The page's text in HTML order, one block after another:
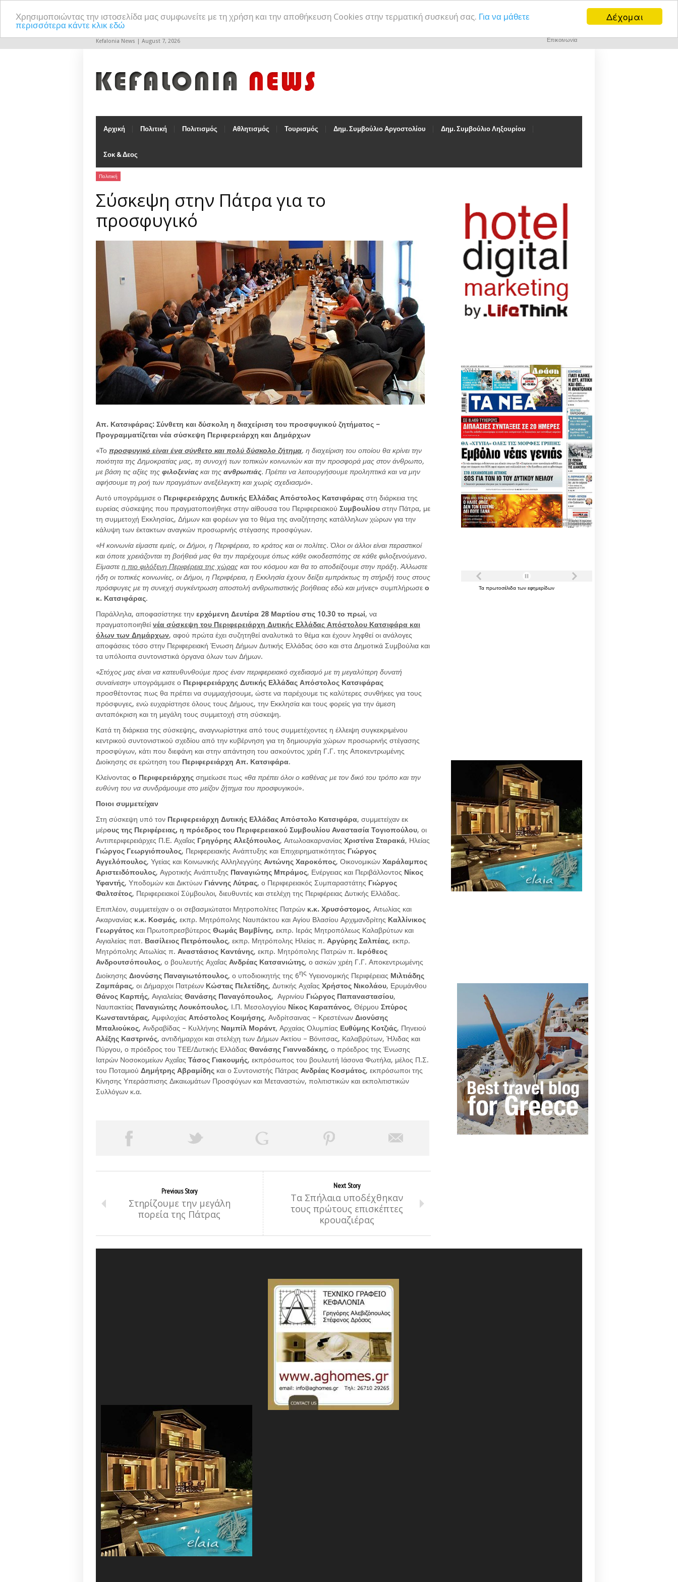
Δέχομαι
Χρησιμοποιώντας την ιστοσελίδα μας συμφωνείτε με τη χρήση και την αποθήκευση Cookies στην τερματική συσκευή σας. Για να μάθετε
περισσότερα κάντε κλικ εδώ
Kefalonia News | August 7, 2026 Επικοινωνία
Αρχική Πολιτική Πολιτισμός Αθλητισμός Τουρισμός Δημ. Συμβούλιο Αργοστολίου Δημ. Συμβούλιο Ληξουρίου
Σοκ & Δεος
Πολιτική
Σύσκεψη στην Πάτρα για το
προσφυγικό
Απ. Κατσιφάρας: Σύνθετη και δύσκολη η διαχείριση του προσφυγικού ζητήματος –
Προγραμματίζεται νέα σύσκεψη Περιφερειάρχη και Δημάρχων
«Το προσφυγικό είναι ένα σύνθετο και πολύ δύσκολο ζήτημα, η διαχείριση του οποίου θα κρίνει την
ποιότητα της Δημοκρατίας μας, τη συνοχή των τοπικών κοινωνιών και την προσφορά μας στον άνθρωπο,
με βάση τις αξίες της φιλοξενίας και της ανθρωπιάς. Πρέπει να λειτουργήσουμε προληπτικά και να μην
αφήσουμε τη ροή των πραγμάτων ανεξέλεγκτη και χωρίς σχεδιασμό».
Αυτό υπογράμμισε ο Περιφερειάρχης Δυτικής Ελλάδας Απόστολος Κατσιφάρας στη διάρκεια της
ευρείας σύσκεψης που πραγματοποιήθηκε στην αίθουσα του Περιφερειακού Συμβουλίου στην Πάτρα, με
τη συμμετοχή Εκκλησίας, Δήμων και φορέων για το θέμα της αναζήτησης κατάλληλων χώρων για την
κάλυψη των έκτακτων αναγκών προσωρινής στέγασης προσφύγων.
«Η κοινωνία είμαστε εμείς, οι Δήμοι, η Περιφέρεια, το κράτος και οι πολίτες. Όλοι οι άλλοι είναι περαστικοί
και όποτε χρειάζονται τη βοήθειά μας θα την παρέχουμε όπως κάθε οικοδεσπότης σε κάθε φιλοξενούμενο.
Είμαστε η πιο φιλόξενη Περιφέρεια της χώρας και του κόσμου και θα το αποδείξουμε στην πράξη. Άλλωστε
ήδη οι τοπικές κοινωνίες, οι Δήμοι, η Περιφέρεια, η Εκκλησία έχουν δείξει εμπράκτως τη στήριξή τους στους
πρόσφυγες με τη συνεχή συγκέντρωση αποστολή ανθρωπιστικής βοήθειας εδώ και μήνες» συμπλήρωσε ο
κ. Κατσιφάρας.
Παράλληλα, αποφασίστηκε την ερχόμενη Δευτέρα 28 Μαρτίου στις 10.30 το πρωί, να
πραγματοποιηθεί νέα σύσκεψη του Περιφερειάρχη Δυτικής Ελλάδας Απόστολου Κατσιφάρα και
όλων των Δημάρχων, αφού πρώτα έχει συζητηθεί αναλυτικά το θέμα και έχουν ληφθεί οι ανάλογες
αποφάσεις τόσο στην Περιφερειακή Ένωση Δήμων Δυτικής Ελλάδας όσο και στα Δημοτικά Συμβούλια και
τα υπόλοιπα συντονιστικά όργανα όλων των Δήμων.
«Στόχος μας είναι να κατευθυνθούμε προς έναν περιφερειακό σχεδιασμό με τη μεγαλύτερη δυνατή
συναίνεση» υπογράμμισε ο Περιφερειάρχης Δυτικής Ελλάδας Απόστολος Κατσιφάρας
προσθέτοντας πως θα πρέπει να συμμαχήσουμε, ώστε να παρέχουμε τις καλύτερες συνθήκες για τους
πρόσφυγες, ενώ ευχαρίστησε όλους τους Δήμους, την Εκκλησία και τους φορείς για την άμεση
ανταπόκριση και τη μεγάλη τους συμμετοχή στη σύσκεψη.
Κατά τη διάρκεια της σύσκεψης, αναγνωρίστηκε από τους συμμετέχοντες η έλλειψη συγκεκριμένου
κεντρικού συντονιστικού σχεδίου από την κυβέρνηση για τη δημιουργία χώρων προσωρινής στέγασης
προσφύγων, κάτι που διεφάνη και στην απάντηση του ασκούντος χρέη Γ.Γ. της Αποκεντρωμένης
Διοίκησης σε ερώτηση του Περιφερειάρχη Απ. Κατσιφάρα.
Κλείνοντας ο Περιφερειάρχης σημείωσε πως «θα πρέπει όλοι ο καθένας με τον δικό του τρόπο και την
ευθύνη του να συνδράμουμε στο μείζον ζήτημα του προσφυγικού».
Ποιοι συμμετείχαν
Στη σύσκεψη υπό τον Περιφερειάρχη Δυτικής Ελλάδας Απόστολο Κατσιφάρα, συμμετείχαν εκ
μέρους της Περιφέρειας, η πρόεδρος του Περιφερειακού Συμβουλίου Αναστασία Τογιοπούλου, οι
Αντιπεριφερειάρχες Π.Ε. Αχαΐας Γρηγόρης Αλεξόπουλος, Αιτωλοακαρνανίας Χριστίνα Σταρακά, Ηλείας
Γιώργος Γεωργιόπουλος, Περιφερειακής Ανάπτυξης και Επιχειρηματικότητας Γιώργος
Αγγελόπουλος, Υγείας και Κοινωνικής Αλληλεγγύης Αντώνης Χαροκόπος, Οικονομικών Χαράλαμπος
Αριστειδόπουλος, Αγροτικής Ανάπτυξης Παναγιώτης Μπράμος, Ενέργειας και Περιβάλλοντος Νίκος
Υφαντής, Υποδομών και Δικτύων Γιάννης Λύτρας, ο Περιφερειακός Συμπαραστάτης Γιώργος
Φαλτσέτος, Περιφερειακοί Σύμβουλοι, διευθυντές και στελέχη της Περιφέρειας Δυτικής Ελλάδας.
Επιπλέον, συμμετείχαν ο οι σεβασμιώτατοι Μητροπολίτες Πατρών κ.κ. Χρυσόστομος, Αιτωλίας και
Ακαρνανίας κ.κ. Κοσμάς, εκπρ. Μητρόπολης Ναυπάκτου και Αγίου Βλασίου Αρχιμανδρίτης Καλλίνικος
Γεωργάτος και Πρωτοπρεσβύτερος Θωμάς Βαμβίνης, εκπρ. Ιεράς Μητροπόλεως Καλαβρύτων και
Αιγιαλείας πατ. Βασίλειος Πετρόπουλος, εκπρ. Μητρόπολης Ηλείας π. Αργύρης Σαλπέας, εκπρ.
Μητρόπολης Αιτωλίας π. Αναστάσιος Καντάνης, εκπρ. Μητρόπολης Πατρών π. Ιερόθεος
Ανδρουτσόπουλος, ο βουλευτής Αχαΐας Ανδρέας Κατσανιώτης, ο ασκών χρέη Γ.Γ. Αποκεντρωμένης
Διοίκησης Διονύσης Παναγιωτόπουλος, ο υποδιοικητής της 6ης Υγειονομικής Περιφέρειας Μιλτιάδης
Ζαμπάρας, οι Δήμαρχοι Πατρέων Κώστας Πελετίδης, Δυτικής Αχαΐας Χρήστος Νικολάου, Ερυμάνθου
Θάνος Καρπής, Αιγιαλείας Θανάσης Παναγόπουλος, Αγρινίου Γιώργος Παπαναστασίου,
Ναυπακτίας Παναγιώτης Λουκόπουλος, Ι.Π. Μεσολογγίου Νίκος Καραπάνος, Θέρμου Σπύρος
Κωνσταντάρας, Αμφιλοχίας Απόστολος Κοιμήσης, Ανδρίτσαινας – Κρεστένων Διονύσης
Μπαλιούκος, Ανδραβίδας – Κυλλήνης Ναμπίλ Μοράντ, Αρχαίας Ολυμπίας Ευθύμης Κοτζιάς, Πηνειού
Αλέξης Καστρινός, αντιδήμαρχοι και στελέχη των Δήμων Ακτίου – Βόνιτσας, Καλαβρύτων, Ήλιδας και
Πύργου, ο πρόεδρος του ΤΕΕ/Δυτικής Ελλάδας Θανάσης Γιανναδάκης, ο πρόεδρος της Ένωσης
Ιατρών Νοσοκομείων Αχαΐας Τάσος Γιακουμής, εκπρόσωπος του βουλευτή Ιάσονα Φωτήλα, μέλος Π.Σ.
του Ποταμιού Δημήτρης Αβραμίδης και ο Συντονιστής Πάτρας Ανδρέας Κοσμάτος, εκπρόσωποι της
Κίνησης Υπεράσπισης Δικαιωμάτων Προσφύγων και Μεταναστών, πολιτιστικών και εκπολιτιστικών
Συλλόγων κ.α.
Previous Story
Στηρίζουμε την μεγάλη
πορεία της Πάτρας
Next Story
Τα Σπήλαια υποδέχθηκαν
τους πρώτους επισκέπτες
κρουαζιέρας
Τα πρωτοσέλιδα των εφημερίδων